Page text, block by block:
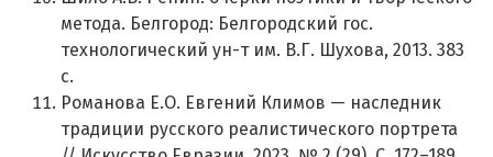
метода. Белгород: Белгородский гос.
технологический ун-т им. В.Г. Шухова, 2013. 383
с.
Романова Е.О. Евгений Климов — наследник
традиции русского реалистического портрета